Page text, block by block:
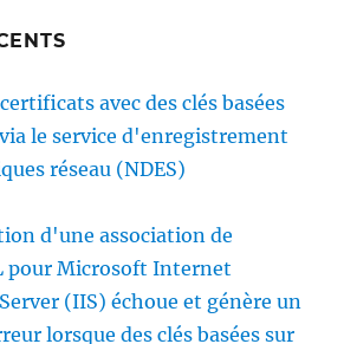
avec des clés basées
le service d'enregistrement
réseau (NDES)
d'une association de
pour Microsoft Internet
(IIS) échoue et génère un
lorsque des clés basées sur